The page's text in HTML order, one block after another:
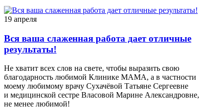
19 апреля
Вся ваша слаженная работа дает отличные
результаты!
Не хватит всех слов на свете, чтобы выразить свою
благодарность любимой Клинике МАМА, а в частности
моему любимому врачу Сухачёвой Татьяне Сергеевне
и медицинской сестре Власовой Марине Александровне,
не менее любимой!